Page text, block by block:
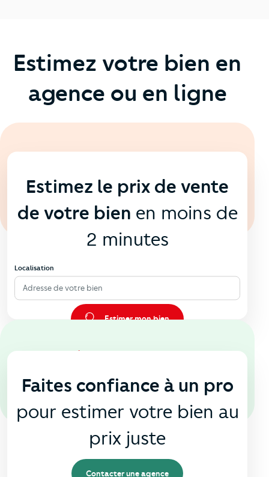
Estimez votre bien en
agence ou en ligne
Estimez le prix de vente
de votre bien en moins de
2 minutes
Localisation
Adresse de votre bien
Estimer mon bien
En agence
Faites confiance à un pro
pour estimer votre bien au
prix juste
Contacter une agence